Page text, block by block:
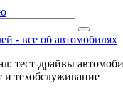
- все об автомобилях
тест-драйвы
и техобслуживание